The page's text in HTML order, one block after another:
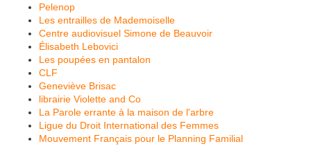
Pelenop
Les entrailles de Mademoiselle
Centre audiovisuel Simone de Beauvoir
Élisabeth Lebovici
Les poupées en pantalon
CLF
Geneviève Brisac
librairie Violette and Co
La Parole errante à la maison de l'arbre
Ligue du Droit International des Femmes
Mouvement Français pour le Planning Familial